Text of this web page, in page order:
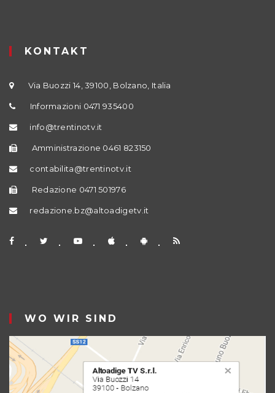
KONTAKT
Via Buozzi 14, 39100, Bolzano, Italia
Informazioni 0471 935400
info@trentinotv.it
Amministrazione 0461 823150
contabilita@trentinotv.it
Redazione 0471 501976
redazione.bz@altoadigetv.it
WO WIR SIND